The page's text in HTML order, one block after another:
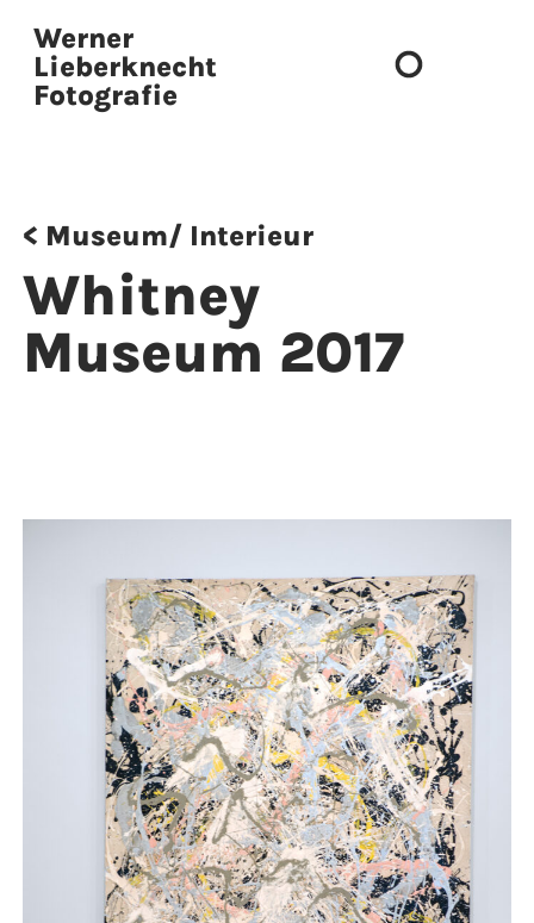
Werner
Lieberknecht
Fotografie
< Museum/ Interieur
Whitney
Museum 2017